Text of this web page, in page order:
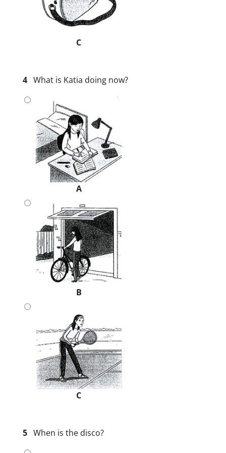
C
4What is Katia doing now?
A
B
C
5When is the disco?